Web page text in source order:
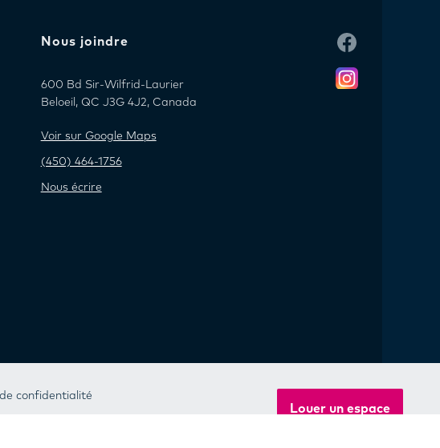
Nous joindre
600 Bd Sir-Wilfrid-Laurier
Beloeil, QC J3G 4J2, Canada
Voir sur Google Maps
(450) 464-1756
Nous écrire
confidentialité
Louer un espace